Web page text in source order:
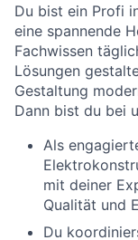
Du bist ein Profi
eine spannende
Fachwissen
Lösungen
Gestaltung
Dann bist du bei
Als
mit deiner
Qualität und
Du